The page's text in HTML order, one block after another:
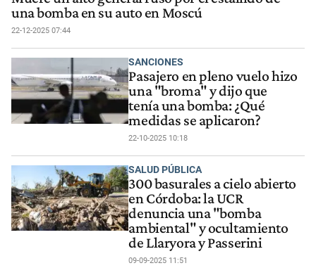
una bomba en su auto en Moscú
22-12-2025 07:44
SANCIONES
Pasajero en pleno vuelo hizo
una "broma" y dijo que
tenía una bomba: ¿Qué
medidas se aplicaron?
22-10-2025 10:18
SALUD PÚBLICA
300 basurales a cielo abierto
en Córdoba: la UCR
denuncia una "bomba
ambiental" y ocultamiento
de Llaryora y Passerini
09-09-2025 11:51